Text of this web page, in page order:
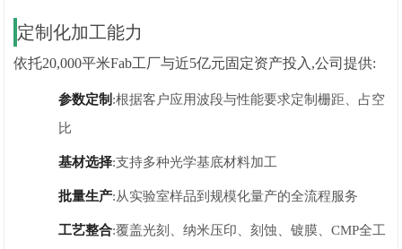
定制化加工能力
依托20,000平米Fab工厂与近5亿元固定资产投入,公司提供:
参数定制 :根据客户应用波段与性能要求定制栅距、占空
比
基材选择:支持多种光学基底材料加工
批量生产:从实验室样品到规模化量产的全流程服务
工艺整合:覆盖光刻、纳米压印、刻蚀、镀膜、CMP全工